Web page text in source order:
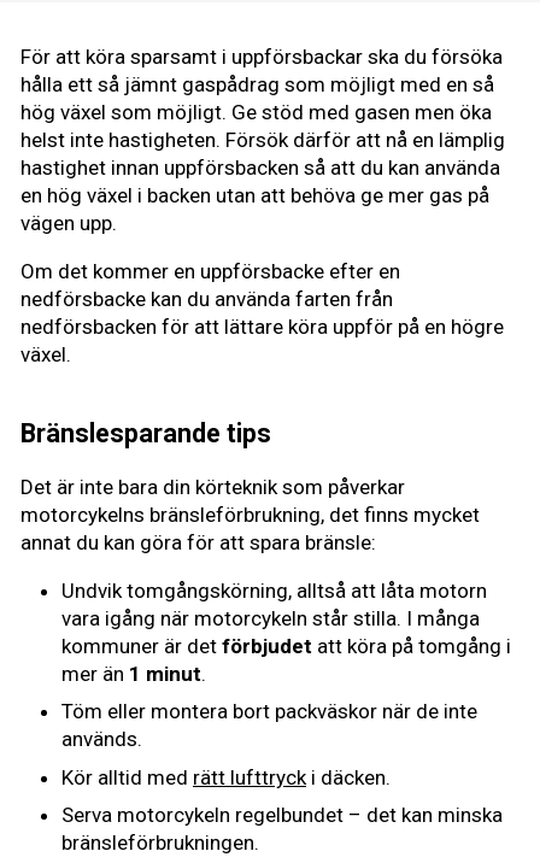
För att köra sparsamt i uppförsbackar ska du försöka
hålla ett så jämnt gaspådrag som möjligt med en så
hög växel som möjligt. Ge stöd med gasen men öka
helst inte hastigheten. Försök därför att nå en lämplig
hastighet innan uppförsbacken så att du kan använda
en hög växel i backen utan att behöva ge mer gas på
vägen upp.
Om det kommer en uppförsbacke efter en
nedförsbacke kan du använda farten från
nedförsbacken för att lättare köra uppför på en högre
växel.
Bränslesparande tips
Det är inte bara din körteknik som påverkar
motorcykelns bränsleförbrukning, det finns mycket
annat du kan göra för att spara bränsle:
Undvik tomgångskörning, alltså att låta motorn
vara igång när motorcykeln står stilla. I många
kommuner är det förbjudet att köra på tomgång i
mer än 1 minut.
Töm eller montera bort packväskor när de inte
används.
Kör alltid med rätt lufttryck i däcken.
Serva motorcykeln regelbundet – det kan minska
bränsleförbrukningen.